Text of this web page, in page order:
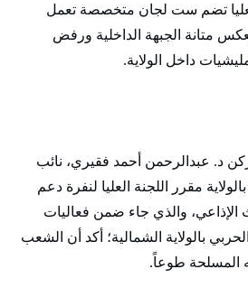
تضم ست لجان متخصصة تعمل
متانة الجبهة الداخلية ورفض
داخل الولاية.
د. عبدالرحمن أحمد فقيري، نائب
مقرر اللجنة العليا لنفرة دعم
الإذاعي، والذي جاء ضمن فعاليات
بالولاية الشمالية؛ أكد أن الشعب
المسلحة طوعاً.